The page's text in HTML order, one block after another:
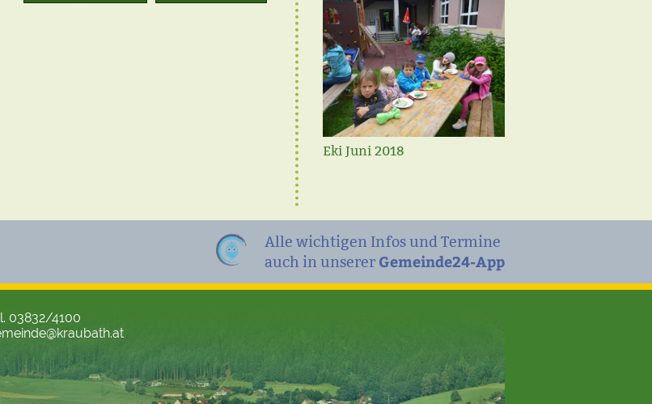
Eki Juni 2018
Eki im Mai 2018
Alle wichtigen Infos und Termine
auch in unserer Gemeinde24-App
03832/4100